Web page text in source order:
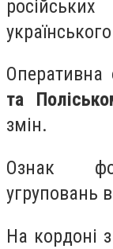
Оперативна
та
змін.
Ознак
угруповань
На кордоні